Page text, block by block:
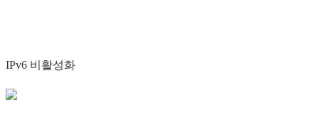
IPv6 비활성화